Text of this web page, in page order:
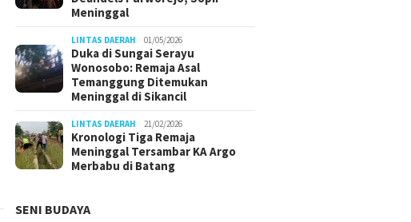
Meninggal
LINTAS DAERAH 01/05/2026
Duka di Sungai Serayu
Wonosobo: Remaja Asal
Temanggung Ditemukan
Meninggal di Sikancil
LINTAS DAERAH 21/02/2026
Kronologi Tiga Remaja
Meninggal Tersambar KA Argo
Merbabu di Batang
SENI BUDAYA